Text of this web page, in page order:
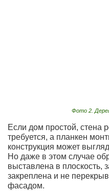
Фото 2.
Если дом простой, стена
требуется, а планкен
конструкция может
Но даже в этом случае
выставлена в плоскость,
закреплена и не
фасадом.